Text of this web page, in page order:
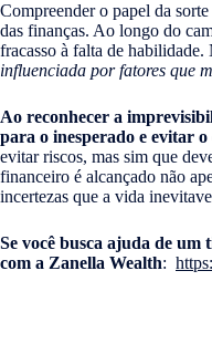
Compreender o papel da
das finanças. Ao longo do
fracasso à falta de
influenciada por fatores que
Ao reconhecer a
para o inesperado e evitar o
evitar riscos, mas sim que
financeiro é alcançado não
incertezas que a vida
Se você busca ajuda de um
com a Zanella Wealth: